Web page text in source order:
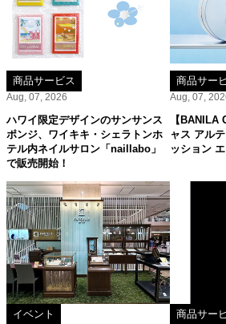
商品サービス
Aug, 07, 2026
ハワイ限定デザインのサンサンス
ポンジ、ワイキキ・シェラトンホ
テル内ネイルサロン「naillabo」
で販売開始！
商品サー
Aug, 07,
【BANILA
ャス アル
ッション
イベント 商品サー